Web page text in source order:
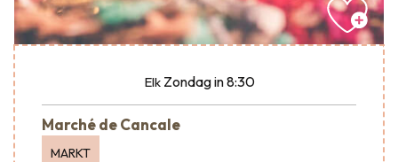
Elk Zondagin 8:30
Marché de Cancale
MARKT